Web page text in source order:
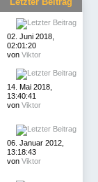
02. Juni 2018,
02:01:20
von Viktor
14. Mai 2018,
13:40:41
von Viktor
06. Januar 2012,
13:18:43
von Viktor